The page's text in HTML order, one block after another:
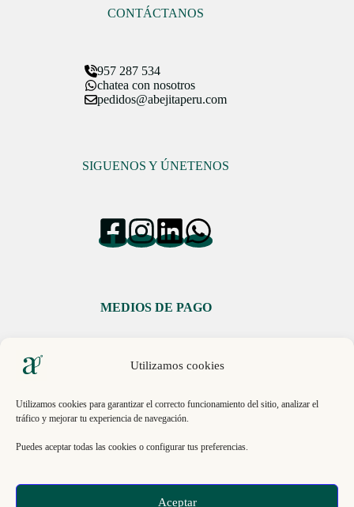
Utilizamos cookies
Utilizamos cookies para garantizar el correcto funcionamiento del sitio, analizar el
tráfico y mejorar tu experiencia de navegación.
Puedes aceptar todas las cookies o configurar tus preferencias.
Aceptar
CONTÁCTANOS
957 287 534
chatea con nosotros
pedidos@abejitaperu.com
SIGUENOS Y ÚNETENOS
MEDIOS DE PAGO
Libro de Reclamaciones
© 2026, ECO INNOVACIÓN SAC. RUC 20613151193 .